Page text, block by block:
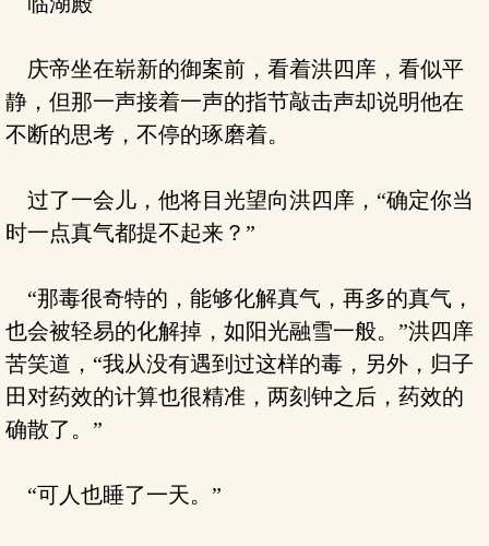
庆帝坐在崭新的御案前，看着洪四庠，看似平
静，但那一声接着一声的指节敲击声却说明他在
不断的思考，不停的琢磨着。
过了一会儿，他将目光望向洪四庠，“确定你当
时一点真气都提不起来？”
“那毒很奇特的，能够化解真气，再多的真气，
也会被轻易的化解掉，如阳光融雪一般。”洪四庠
苦笑道，“我从没有遇到过这样的毒，另外，归子
田对药效的计算也很精准，两刻钟之后，药效的
确散了。”
“可人也睡了一天。”